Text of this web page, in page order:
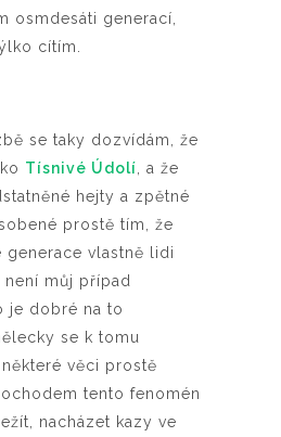
osmdesáti generací,
cítím.
se taky dozvídám, že
Tísnivé Údolí , a že
hejty a zpětné
prostě tím, že
generace vlastně lidi
není můj případ
je dobré na to
se k tomu
věci prostě
tento fenomén
nacházet kazy ve